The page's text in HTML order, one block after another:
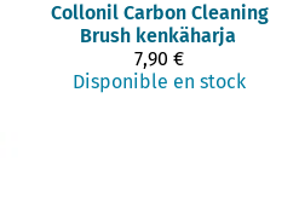
Collonil Carbon Cleaning
Brush kenkäharja
7,90 €
Disponible en stock